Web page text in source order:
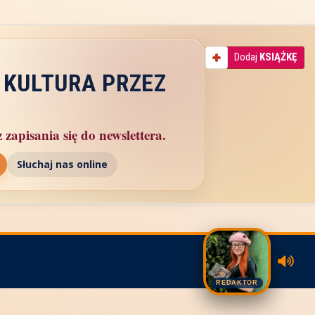
PRZEZ
się do newslettera.
Słuchaj nas online
Dodaj KSIĄŻKĘ
REDAKTOR